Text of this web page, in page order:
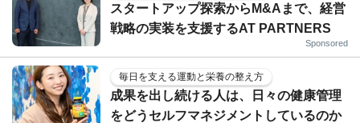
スタートアップ探索からM&Aまで、経営
戦略の実装を支援するAT PARTNERS
Sponsored
毎日を支える運動と栄養の整え方
成果を出し続ける人は、日々の健康管理
をどうセルフマネジメントしているのか